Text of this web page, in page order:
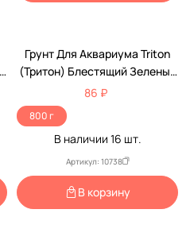
Грунт Для Аквариума Triton
(Тритон) Блестящий Зеленый
800г
86 ₽
800 г
В наличии 16 шт.
Артикул: 10738
В корзину